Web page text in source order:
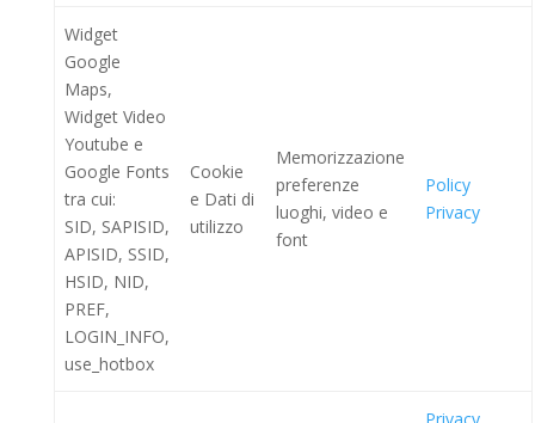
Widget
Google
Maps,
Widget Video
Youtube e
Google Fonts
tra cui:
SID, SAPISID,
APISID, SSID,
HSID, NID,
PREF,
LOGIN_INFO,
use_hotbox
Cookie
e Dati di
utilizzo
Memorizzazione
preferenze
luoghi, video e
font
Policy
Privacy